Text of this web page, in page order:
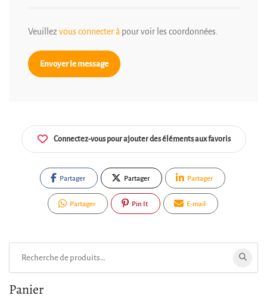
Veuillez vous connecter à pour voir les coordonnées.
Envoyer le message
Connectez-vous pour ajouter des éléments aux favoris
Partager Partager Partager
Partager Pin It E-mail
Panier